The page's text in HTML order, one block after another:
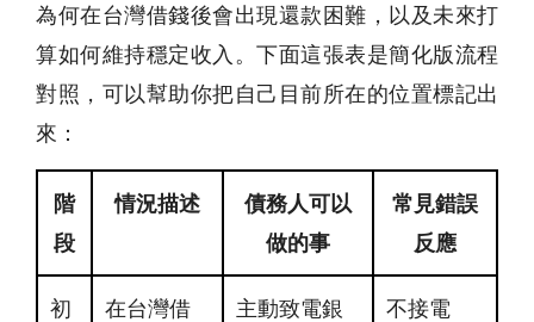
為何在台灣借錢後會出現還款困難，以及未來打
算如何維持穩定收入。下面這張表是簡化版流程
對照，可以幫助你把自己目前所在的位置標記出
來：
階
段
情況描述
債務人可以
做的事
常見錯誤
反應
初
在台灣借
主動致電銀
不接電